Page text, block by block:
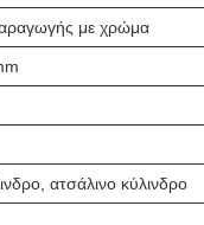
με χρώμα
ατσάλινο κύλινδρο